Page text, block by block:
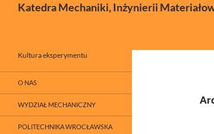
Katedra Mechaniki, Inżynierii
Kultura eksperymentu
O NAS
WYDZIAŁ MECHANICZNY
POLITECHNIKA WROCŁAWSKA